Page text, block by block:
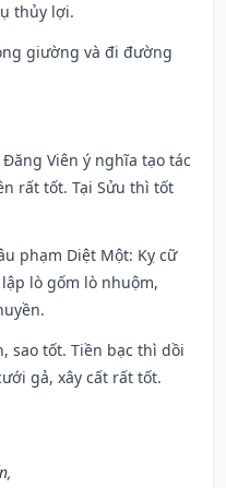
thủy lợi.
giường và đi đường
Viên ý nghĩa tạo tác
rất tốt. Tại Sửu thì tốt
phạm Diệt Một: Kỵ cữ
lò gốm lò nhuộm,
sao tốt. Tiền bạc thì dồi
gả, xây cất rất tốt.